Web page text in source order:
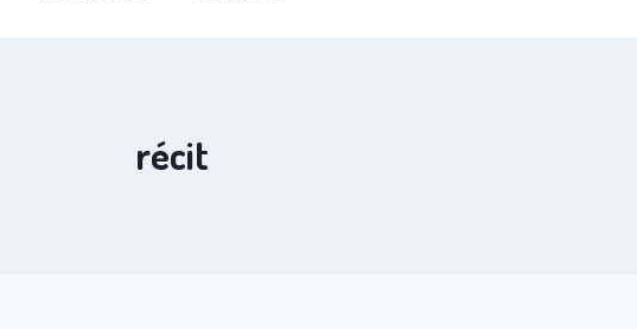
récit